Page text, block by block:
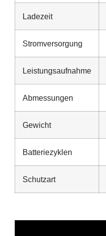
Ladezeit
Stromversorgung
Leistungsaufnahme
Abmessungen
Gewicht
Batteriezyklen
Schutzart